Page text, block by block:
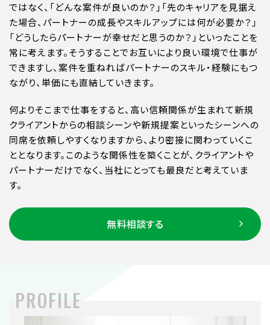
ではなく、「どんな案件が良いのか？」「先のキャリアを見据え
た場合、パートナーの成長やスキルアップには何が必要か？」
「どうしたらパートナーが幸せだと思うのか？」といったことを
常に考えます。そうすることでお互いにより良い環境で仕事が
できますし、案件を重ねればパートナーのスキル・経験にもつ
ながり、単価にも直結していきます。
何よりそこまで仕事をすると、高い信頼関係が生まれて新規
クライアントからの相談シーンや新規提案といったシーンへの
同席を依頼しやすくなりますから、より密接に関わっていくこ
ととなります。このような関係性を築くことが、クライアントや
パートナーだけでなく、当社にとっても最良だと考えていま
す。
無料相談する